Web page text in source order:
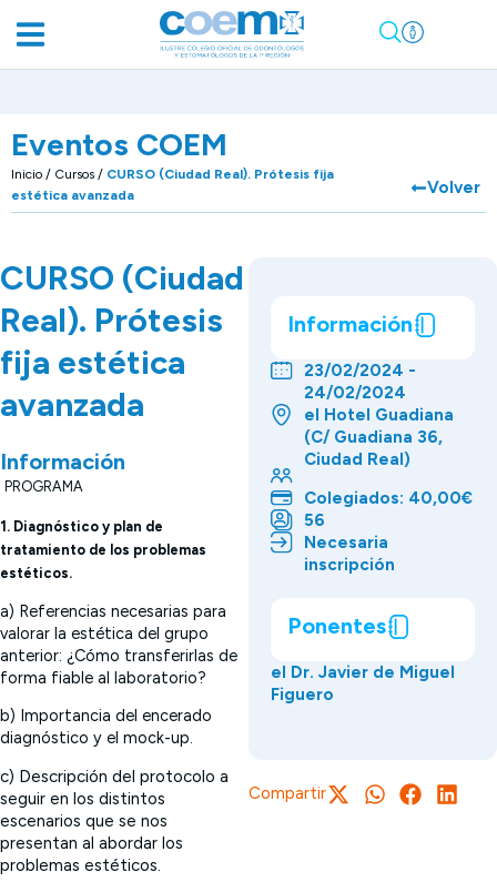
Eventos COEM
Inicio / Cursos / CURSO (Ciudad Real). Prótesis fija
estética avanzada
Volver
CURSO (Ciudad
Real). Prótesis
fija estética
avanzada
Información
PROGRAMA
1. Diagnóstico y plan de
tratamiento de los problemas
estéticos.
a) Referencias necesarias para
valorar la estética del grupo
anterior: ¿Cómo transferirlas de
forma fiable al laboratorio?
b) Importancia del encerado
diagnóstico y el mock-up.
c) Descripción del protocolo a
seguir en los distintos
escenarios que se nos
presentan al abordar los
problemas estéticos.
Información
23/02/2024 -
24/02/2024
el Hotel Guadiana
(C/ Guadiana 36,
Ciudad Real)
Colegiados: 40,00€
56
Necesaria
inscripción
Ponentes
el Dr. Javier de Miguel
Figuero
Compartir